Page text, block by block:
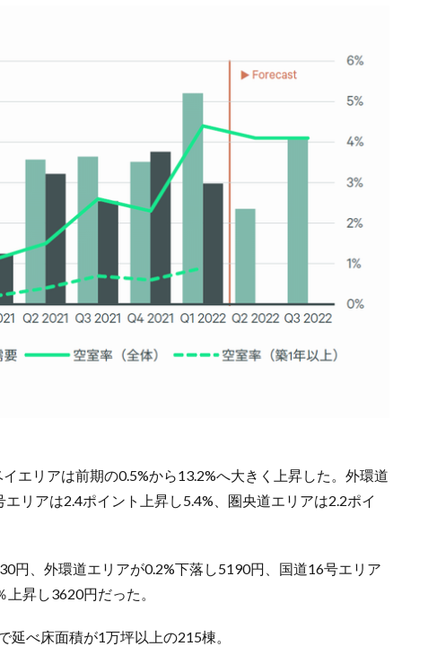
エリアは前期の0.5%から13.2%へ大きく上昇した。外環道
リアは2.4ポイント上昇し5.4%、圏央道エリアは2.2ポイ
円、外環道エリアが0.2%下落し5190円、国道16号エリア
昇し3620円だった。
べ床面積が1万坪以上の215棟。